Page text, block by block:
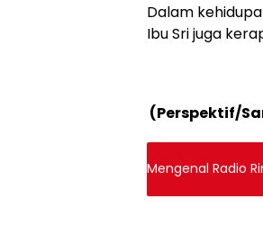
Dalam
Ibu Sri juga
(Perspektif/
Mengenal Radio